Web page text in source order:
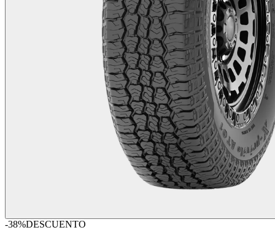
-38%DESCUENTO